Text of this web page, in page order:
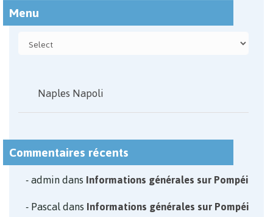
Menu
Naples Napoli
Commentaires récents
admindansInformations générales sur Pompéi
PascaldansInformations générales sur Pompéi